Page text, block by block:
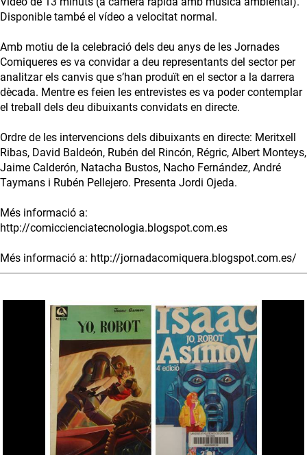
Disponible també el vídeo a velocitat normal.
Amb motiu de la celebració dels deu anys de les Jornades
Comiqueres es va convidar a deu representants del sector per
analitzar els canvis que s’han produït en el sector a la darrera
dècada. Mentre es feien les entrevistes es va poder contemplar
el treball dels deu dibuixants convidats en directe.
Ordre de les intervencions dels dibuixants en directe: Meritxell
Ribas, David Baldeón, Rubén del Rincón, Régric, Albert Monteys,
Jaime Calderón, Natacha Bustos, Nacho Fernández, André
Taymans i Rubén Pellejero. Presenta Jordi Ojeda.
Més informació a:
http://comiccienciatecnologia.blogspot.com.es
Més informació a: http://jornadacomiquera.blogspot.com.es/